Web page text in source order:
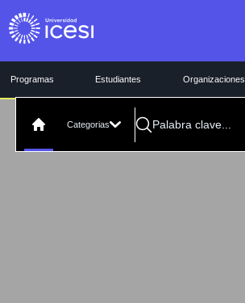
Programas Estudiantes Organizaciones
Categorias